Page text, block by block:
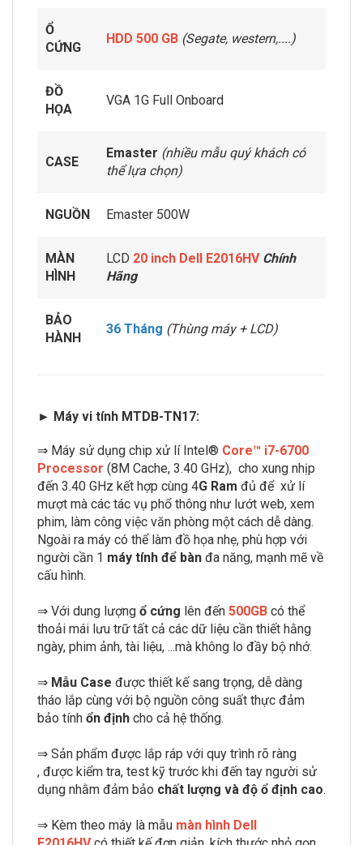
Ổ
CỨNG
HDD 500 GB (Segate, western,....)
ĐỒ
HỌA
VGA 1G Full Onboard
CASE
Emaster (nhiều mẫu quý khách có
thể lựa chọn)
NGUỒN Emaster 500W
MÀN
HÌNH
LCD 20 inch Dell E2016HV Chính
Hãng
BẢO
HÀNH
36 Tháng (Thùng máy + LCD)
► Máy vi tính MTDB-TN17:
⇒ Máy sử dụng chip xử lí Intel® Core™ i7-6700
Processor (8M Cache, 3.40 GHz), cho xung nhịp
đến 3.40 GHz kết hợp cùng 4G Ram đủ để xử lí
mượt mà các tác vụ phổ thông như lướt web, xem
phim, làm công việc văn phòng một cách dễ dàng.
Ngoài ra máy có thể làm đồ họa nhẹ, phù hợp với
người cần 1 máy tính để bàn đa năng, mạnh mẽ về
cấu hình.
⇒ Với dung lượng ổ cứng lên đến 500GB có thể
thoải mái lưu trữ tất cả các dữ liệu cần thiết hằng
ngày, phim ảnh, tài liệu, ...mà không lo đầy bộ nhớ.
⇒ Mẫu Case được thiết kế sang trọng, dễ dàng
tháo lắp cùng với bộ nguồn công suất thực đảm
bảo tính ổn định cho cả hệ thống.
⇒ Sản phẩm được lắp ráp với quy trình rõ ràng
, được kiểm tra, test kỹ trước khi đến tay người sử
dụng nhằm đảm bảo chất lượng và độ ổ định cao.
⇒ Kèm theo máy là mẫu màn hình Dell